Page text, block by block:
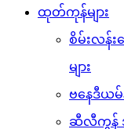
ထုတ်ကုန်များ
စိမ်းလန်
များ
ဗနေဒီယ
ဆီလီကွန်